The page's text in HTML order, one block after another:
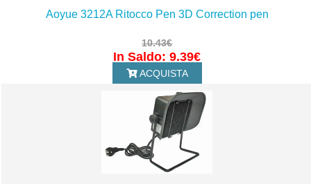
Aoyue 3212A Ritocco Pen 3D Correction pen
10.43€
In Saldo: 9.39€
ACQUISTA